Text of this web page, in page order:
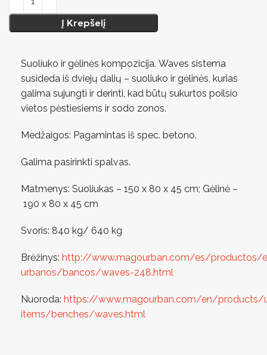
Į Krepšelį
Suoliuko ir gėlinės kompozicija. Waves sistema
susideda iš dviejų dalių – suoliuko ir gėlinės, kurias
galima sujungti ir derinti, kad būtų sukurtos poilsio
vietos pėstiesiems ir sodo zonos.
Medžaigos: Pagamintas iš spec. betono.
Galima pasirinkti spalvas.
Matmenys: Suoliukas – 150 x 80 x 45 cm; Gėlinė –
190 x 80 x 45 cm
Svoris: 840 kg/ 640 kg
Brėžinys: http://www.magourban.com/es/productos/
urbanos/bancos/waves-248.html
Nuoroda: https://www.magourban.com/en/products/
items/benches/waves.html